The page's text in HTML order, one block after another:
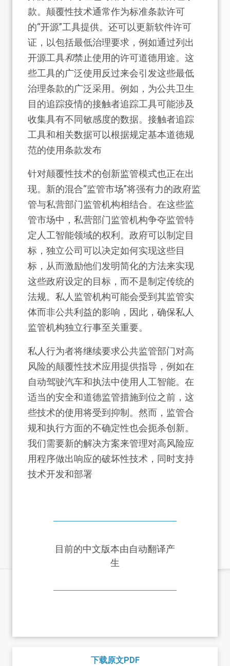
款。颠覆性技术通常作为标准条款许可
的“开源”工具提供。还可以更新软件许可
证，以包括最低治理要求，例如通过列出
开源工具和禁止使用的许可道德用途。这
些工具的广泛使用反过来会引发这些最低
治理条款的广泛采用。例如，为公共卫生
目的追踪疫情的接触者追踪工具可能涉及
收集具有不同敏感度的数据。接触者追踪
工具和相关数据可以根据规定基本道德规
范的使用条款发布
针对颠覆性技术的创新监管模式也正在出
现。新的混合“监管市场”将强有力的政府监
管与私营部门监管机构相结合。在这些监
管市场中，私营部门监管机构争夺监管特
定人工智能领域的权利。政府可以制定目
标，独立公司可以决定如何实现这些目
标，从而激励他们发明简化的方法来实现
这些政府设定的目标，而不是制定传统的
法规。私人监管机构可能会受到其监管实
体而非公共利益的影响，因此，确保私人
监管机构独立行事至关重要。
私人行为者将继续要求公共监管部门对高
风险的颠覆性技术应用提供指导，例如在
自动驾驶汽车和执法中使用人工智能。在
适当的安全和道德监管措施到位之前，这
些技术的使用将受到抑制。然而，监管合
规和执行方面的不确定性也会扼杀创新。
我们需要新的解决方案来管理对高风险应
用程序做出响应的破坏性技术，同时支持
技术开发和部署
目前的中文版本由自动翻译产
生
下载原文PDF